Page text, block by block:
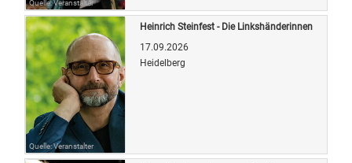
Quelle: Veranstalter
Quelle: Veranstalter
Heinrich Steinfest - Die Linkshänderinnen
17.09.2026
Heidelberg